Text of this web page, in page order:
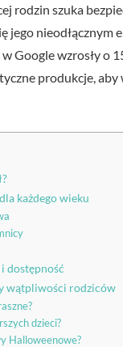
rodzin szuka
jego nieodłącznym
Google wzrosły o
produkcje,
każdego wieku
dostępność
wątpliwości rodziców
dzieci?
Halloweenowe?